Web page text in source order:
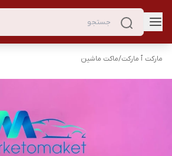
مارکت ٱ مارکت/ماکت ماشین